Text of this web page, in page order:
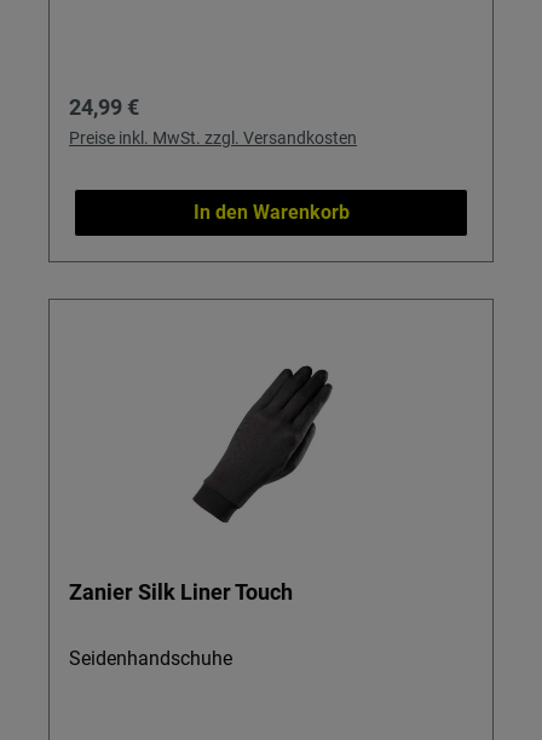
Regulärer Preis:
24,99 €
Preise inkl. MwSt. zzgl. Versandkosten
In den Warenkorb
Zanier Silk Liner Touch
Seidenhandschuhe